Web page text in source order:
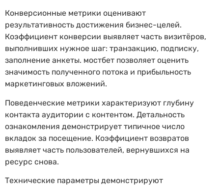
Конверсионные метрики оценивают
результативность достижения бизнес-целей.
Коэффициент конверсии выявляет часть визитёров,
выполнивших нужное шаг: транзакцию, подписку,
заполнение анкеты. мостбет позволяет оценить
значимость полученного потока и прибыльность
маркетинговых вложений.
Поведенческие метрики характеризуют глубину
контакта аудитории с контентом. Детальность
ознакомления демонстрирует типичное число
вкладок за посещение. Коэффициент возвратов
выявляет часть пользователей, вернувшихся на
ресурс снова.
Технические параметры демонстрируют